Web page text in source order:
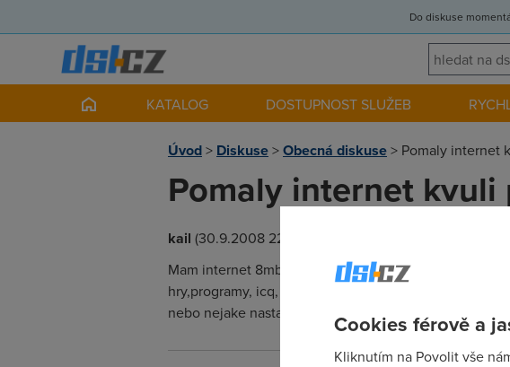
Do diskuse
KATALOG DOSTUPNOST SLUŽEB
Úvod> Diskuse>Obecná diskuse> Pomaly internet
Pomaly internet kvuli
kail (30.9.2008 22:11:40)
Mam internet 8mb, na svym booku mi bezi kolem
hry,programy, icq, projel antivirem ale nepomohlo to.
nebo nejake nastaveni? DikyCookies férově a
Kliknutím na Povolit vše